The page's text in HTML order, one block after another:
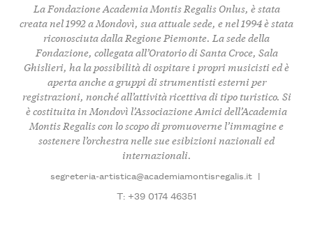
La Fondazione Academia Montis Regalis Onlus, è stata
creata nel 1992 a Mondovì, sua attuale sede, e nel 1994 è stata
riconosciuta dalla Regione Piemonte. La sede della
Fondazione, collegata all’Oratorio di Santa Croce, Sala
Ghislieri, ha la possibilità di ospitare i propri musicisti ed è
aperta anche a gruppi di strumentisti esterni per
registrazioni, nonché all’attività ricettiva di tipo turistico. Si
è costituita in Mondovì l’Associazione Amici dell’Academia
Montis Regalis con lo scopo di promuoverne l’immagine e
sostenere l’orchestra nelle sue esibizioni nazionali ed
internazionali.
segreteria-artistica@academiamontisregalis.it |
T: +39 0174 46351